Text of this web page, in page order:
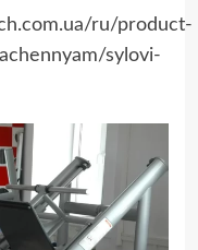
ru/product-
sylovi-